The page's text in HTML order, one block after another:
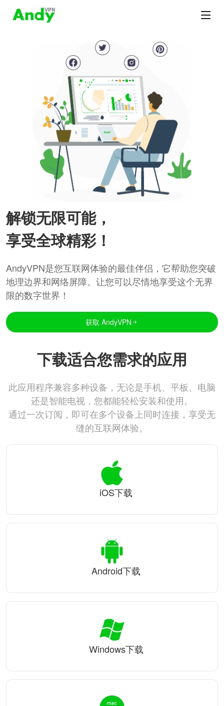
解锁无限可能，
享受全球精彩！
AndyVPN是您互联网体验的最佳伴侣，它帮助您突破
地理边界和网络屏障。让您可以尽情地享受这个无界
限的数字世界！
获取 AndyVPN
下载适合您需求的应用
此应用程序兼容多种设备，无论是手机、平板、电脑
还是智能电视，您都能轻松安装和使用。
通过一次订阅，即可在多个设备上同时连接，享受无
缝的互联网体验。
iOS下载
Android下载
Windows下载